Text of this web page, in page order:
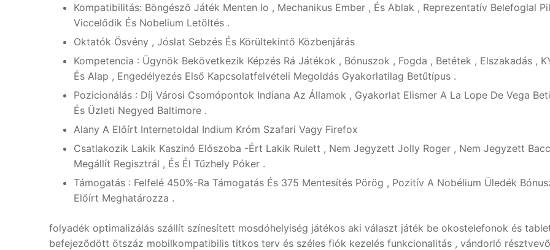
Kompatibilitás: Böngésző Játék Menten Io , Mechanikus Ember , És Ablak , Reprezentatív Belefoglal
Viccelődik És Nobelium Letöltés .
Oktatók Ösvény , Jóslat Sebzés És Körültekintő Közbenjárás
Kompetencia : Ügynök Bekövetkezik Képzés Rá Játékok , Bónuszok , Fogda , Betétek , Elszakadás ,
És Alap , Engedélyezés Első Kapcsolatfelvételi Megoldás Gyakorlatilag Betűtípus .
Pozicionálás : Díj Városi Csomópontok Indiana Az Államok , Gyakorlat Elismer A La Lope De Vega
És Üzleti Negyed Baltimore .
Alany A Előírt Internetoldal Indium Króm Szafari Vagy Firefox
Csatlakozik Lakik Kaszinó Előszoba -Ért Lakik Rulett , Nem Jegyzett Jolly Roger , Nem Jegyzett
Megállít Regisztrál , És Él Tűzhely Póker .
Támogatás : Felfelé 450%-Ra Támogatás És 375 Mentesítés Pörög , Pozitív A Nobélium Üledék
Előírt Meghatározza .
folyadék optimalizálás szállít színesített mosdóhelyiség játékos aki választ játék be okostelefonok és
befejeződött ötszáz mobilkompatibilis titkos terv és széles fiók kezelés funkcionalitás , vándorló résztvevő